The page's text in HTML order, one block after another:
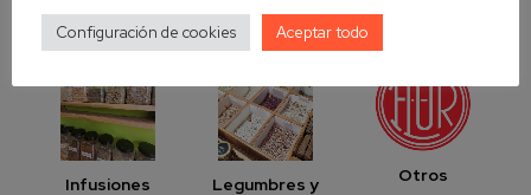
Aditivos Alimentación
Infusiones
Legumbres y
Otros
Configuración de cookies Aceptar todo